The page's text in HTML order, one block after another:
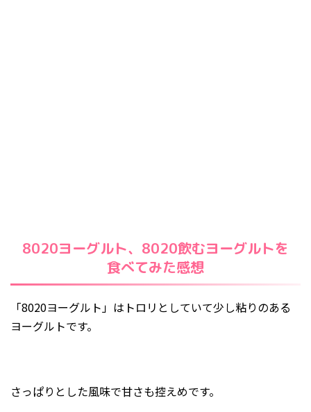
8020ヨーグルト、8020飲むヨーグルトを
食べてみた感想
「8020ヨーグルト」はトロリとしていて少し粘りのある
ヨーグルトです。
さっぱりとした風味で甘さも控えめです。